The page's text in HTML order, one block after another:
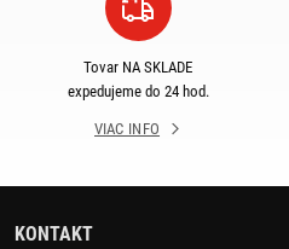
Tovar NA SKLADE
expedujeme do 24 hod.
VIAC INFO
KONTAKT